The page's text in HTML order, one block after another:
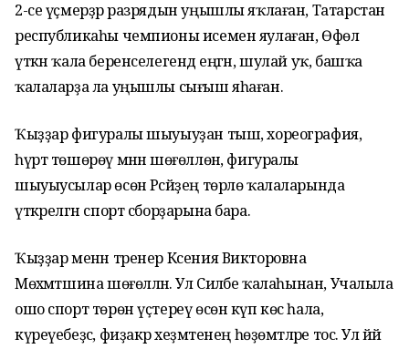
2-се үҫмерҙәр разрядын уңышлы яҡлаған, Татарстан
республикаһы чемпионы исемен яулаған, Өфөлә
үткән ҡала беренселегендә еңгән, шулай уҡ, башҡа
ҡалаларҙа ла уңышлы сығыш яһаған.
Ҡыҙҙар фигуралы шыуыуҙан тыш, хореография,
һүрт төшөрөү мәнән шөғөллөнә, фигуралы
шыуыусылар өсөн Рәсәйҙең төрлө ҡалаларында
үткәрелгән спорт сборҙарына бара.
Ҡыҙҙар менән тренер Ксения Викторовна
Мөхәмәтшина шөғөлләнә. Ул Силәбе ҡалаһынан, Учалыла
ошо спорт төрөн үҫтереү өсөн күп көс һала,
күреүебеҙсә, фиҙакәр хеҙмәтенең һөҙөмтәләре тос. Ул йәй